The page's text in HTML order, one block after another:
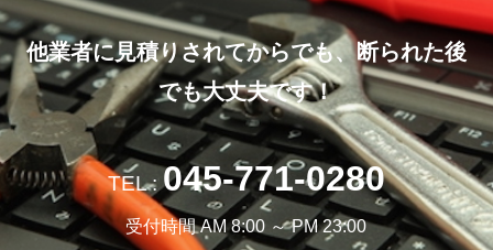
他業者に見積りされてからでも、断られた後
でも大丈夫です！
TEL :045-771-0280
受付時間 AM 8:00 ～ PM 23:00